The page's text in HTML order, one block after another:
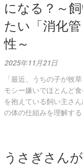
になる？～
たい「消化
性～
2025年11月21日
「最近、うちの子が牧
モシー嫌いでほとんど
を抱えている飼い主さ
の体の仕組みを理解する
うさぎさん